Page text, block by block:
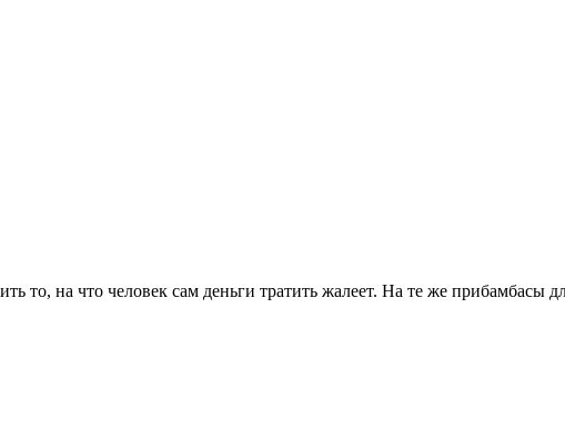
то, на что человек сам деньги тратить жалеет. На те же прибамбасы